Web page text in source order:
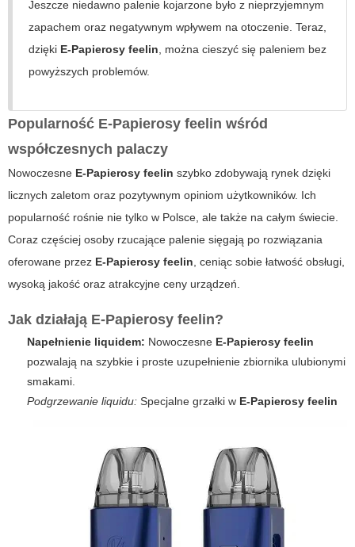
Jeszcze niedawno palenie kojarzone było z nieprzyjemnym
zapachem oraz negatywnym wpływem na otoczenie. Teraz,
dzięki E-Papierosy feelin, można cieszyć się paleniem bez
powyższych problemów.
Popularność E-Papierosy feelin wśród
współczesnych palaczy
Nowoczesne E-Papierosy feelin szybko zdobywają rynek dzięki
licznych zaletom oraz pozytywnym opiniom użytkowników. Ich
popularność rośnie nie tylko w Polsce, ale także na całym świecie.
Coraz częściej osoby rzucające palenie sięgają po rozwiązania
oferowane przez E-Papierosy feelin, ceniąc sobie łatwość obsługi,
wysoką jakość oraz atrakcyjne ceny urządzeń.
Jak działają E-Papierosy feelin?
Napełnienie liquidem: Nowoczesne E-Papierosy feelin
pozwalają na szybkie i proste uzupełnienie zbiornika ulubionymi
smakami.
Podgrzewanie liquidu: Specjalne grzałki w E-Papierosy feelin